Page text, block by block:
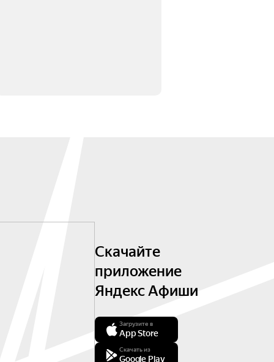
Скачайте
приложение
Яндекс Афиши
Загрузите в
App Store
Скачать из
Google Play